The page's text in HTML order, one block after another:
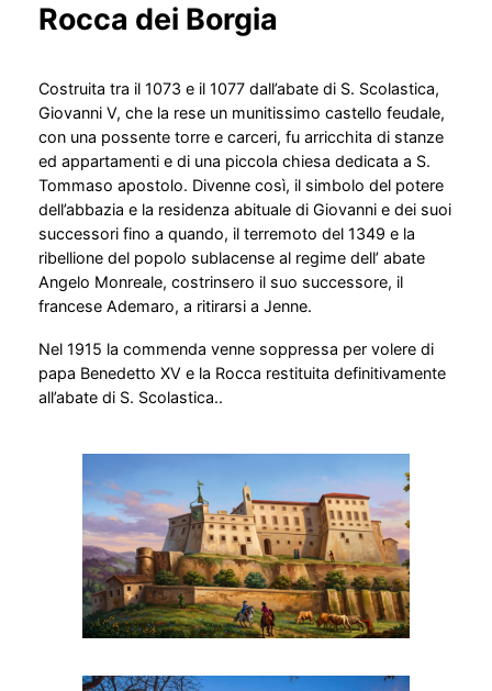
Rocca dei Borgia
Costruita tra il 1073 e il 1077 dall’abate di S. Scolastica,
Giovanni V, che la rese un munitissimo castello feudale,
con una possente torre e carceri, fu arricchita di stanze
ed appartamenti e di una piccola chiesa dedicata a S.
Tommaso apostolo. Divenne così, il simbolo del potere
dell’abbazia e la residenza abituale di Giovanni e dei suoi
successori fino a quando, il terremoto del 1349 e la
ribellione del popolo sublacense al regime dell’ abate
Angelo Monreale, costrinsero il suo successore, il
francese Ademaro, a ritirarsi a Jenne.
Nel 1915 la commenda venne soppressa per volere di
papa Benedetto XV e la Rocca restituita definitivamente
all’abate di S. Scolastica..